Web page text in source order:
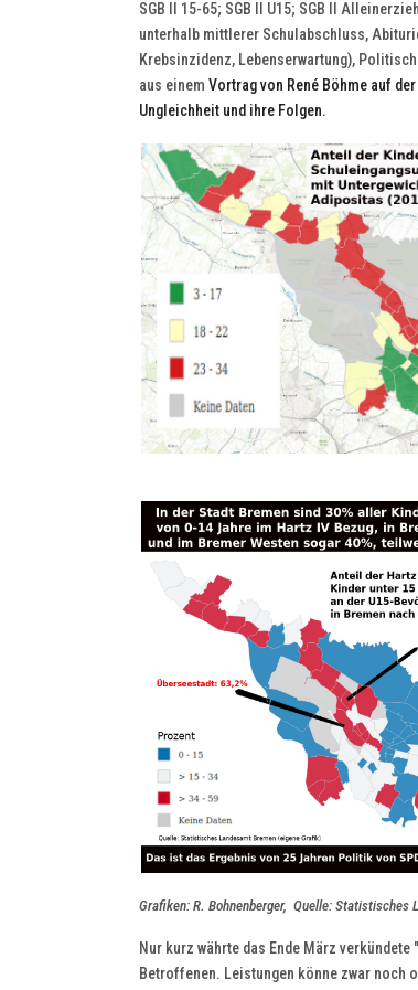
SGB II 15-65; SGB II U15; SGB II
unterhalb mittlerer Schulabschluss,
Krebsinzidenz, Lebenserwartung),
aus einem Vortrag von René Böhme auf
Ungleichheit und ihre Folgen.
Grafiken: R. Bohnenberger, Quelle: Statistisches
Nur kurz währte das Ende März
Betroffenen. Leistungen könne zwar noch